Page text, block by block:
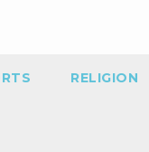
RELIGION